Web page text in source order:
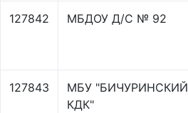
127842 МБДОУ Д/С № 92
127843
МБУ "БИЧУРИНСКИЙ
КДК"